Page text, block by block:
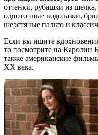
оттенки, рубашки из
однотонные водолазки,
шерстяные пальто и
Если вы ищите
то посмотрите на Каролин
также американские
XX века.